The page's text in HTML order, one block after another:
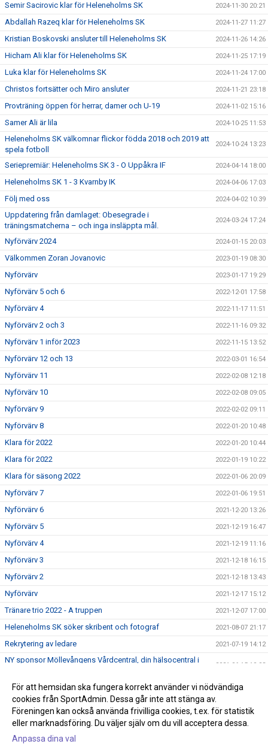
Semir Sacirovic klar för Heleneholms SK 2024-11-30 20:21
Abdallah Razeq klar för Heleneholms SK 2024-11-27 11:27
Kristian Boskovski ansluter till Heleneholms SK 2024-11-26 14:26
Hicham Ali klar för Heleneholms SK 2024-11-25 17:19
Luka klar för Heleneholms SK 2024-11-24 17:00
Christos fortsätter och Miro ansluter 2024-11-21 23:18
Provträning öppen för herrar, damer och U-19 2024-11-02 15:16
Samer Ali är lila 2024-10-25 11:53
Heleneholms SK välkomnar flickor födda 2018 och 2019 att
spela fotboll
2024-10-24 13:23
Seriepremiär: Heleneholms SK 3 - O Uppåkra IF 2024-04-14 18:00
Heleneholms SK 1 - 3 Kvarnby IK 2024-04-06 17:03
Följ med oss 2024-04-02 10:39
Uppdatering från damlaget: Obesegrade i
träningsmatcherna – och inga insläppta mål.
2024-03-24 17:24
Nyförvärv 2024 2024-01-15 20:03
Välkommen Zoran Jovanovic 2023-01-19 08:30
Nyförvärv 2023-01-17 19:29
Nyförvärv 5 och 6 2022-12-01 17:58
Nyförvärv 4 2022-11-17 11:51
Nyförvärv 2 och 3 2022-11-16 09:32
Nyförvärv 1 inför 2023 2022-11-15 13:52
Nyförvärv 12 och 13 2022-03-01 16:54
Nyförvärv 11 2022-02-08 12:18
Nyförvärv 10 2022-02-08 09:05
Nyförvärv 9 2022-02-02 09:11
Nyförvärv 8 2022-01-20 10:48
Klara för 2022 2022-01-20 10:44
Klara för 2022 2022-01-19 10:22
Klara för säsong 2022 2022-01-06 20:09
Nyförvärv 7 2022-01-06 19:51
Nyförvärv 6 2021-12-20 13:26
Nyförvärv 5 2021-12-19 16:47
Nyförvärv 4 2021-12-19 11:16
Nyförvärv 3 2021-12-18 16:15
Nyförvärv 2 2021-12-18 13:43
Nyförvärv 2021-12-17 15:12
Tränare trio 2022 - A truppen 2021-12-07 17:00
Heleneholms SK söker skribent och fotograf 2021-08-07 21:17
Rekrytering av ledare 2021-07-19 14:12
NY sponsor Möllevångens Vårdcentral, din hälsocentral i
2021-06-15 10:03
Lunds FF - Heleneholms SK (1-1)1-2 2021-06-06 19:18
2021-03-18 20:58
För att hemsidan ska fungera korrekt använder vi nödvändiga
cookies från SportAdmin. Dessa går inte att stänga av.
Föreningen kan också använda frivilliga cookies, t.ex. för statistik
eller marknadsföring. Du väljer själv om du vill acceptera dessa.
Anpassa dina val